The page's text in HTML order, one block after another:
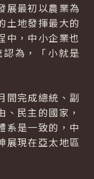
最初以農業為
土地發揮最大的
中，中小企業也
為，「小就是
完成總統、副
民主的國家，
系是一致的，中
展現在亞太地區